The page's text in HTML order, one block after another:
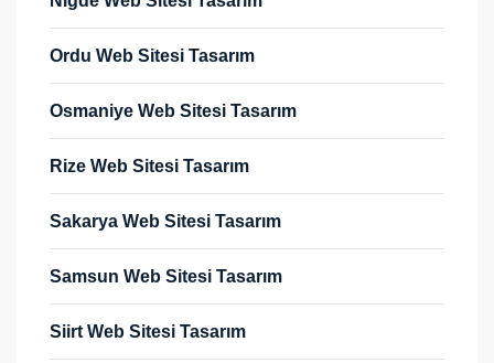
Ordu Web Sitesi Tasarım
Osmaniye Web Sitesi Tasarım
Rize Web Sitesi Tasarım
Sakarya Web Sitesi Tasarım
Samsun Web Sitesi Tasarım
Siirt Web Sitesi Tasarım